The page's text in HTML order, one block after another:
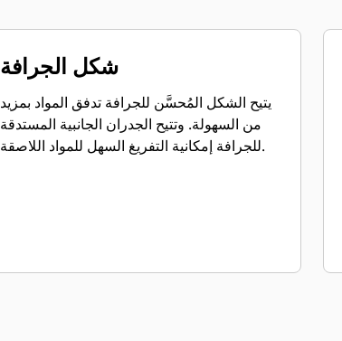
شكل الجرافة
يتيح الشكل المُحسَّن للجرافة تدفق المواد بمزيد
من السهولة. وتتيح الجدران الجانبية المستدقة
للجرافة إمكانية التفريغ السهل للمواد اللاصقة.